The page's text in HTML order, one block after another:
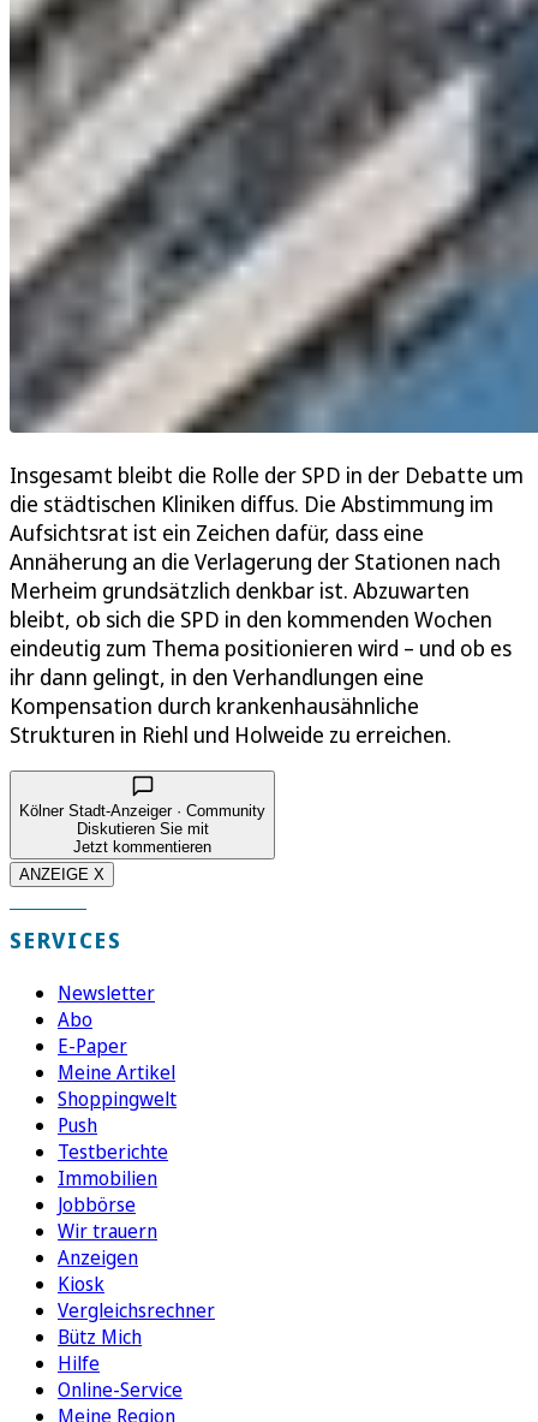
Insgesamt bleibt die Rolle der SPD in der Debatte um
die städtischen Kliniken diffus. Die Abstimmung im
Aufsichtsrat ist ein Zeichen dafür, dass eine
Annäherung an die Verlagerung der Stationen nach
Merheim grundsätzlich denkbar ist. Abzuwarten
bleibt, ob sich die SPD in den kommenden Wochen
eindeutig zum Thema positionieren wird – und ob es
ihr dann gelingt, in den Verhandlungen eine
Kompensation durch krankenhausähnliche
Strukturen in Riehl und Holweide zu erreichen.
Kölner Stadt-Anzeiger · Community
Diskutieren Sie mit
Jetzt kommentieren
ANZEIGE X
SERVICES
Newsletter
Abo
E-Paper
Meine Artikel
Shoppingwelt
Push
Testberichte
Immobilien
Jobbörse
Wir trauern
Anzeigen
Kiosk
Vergleichsrechner
Bütz Mich
Hilfe
Online-Service
Meine Region